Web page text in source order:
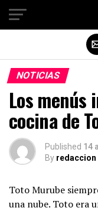
NOTICIAS
Los menús
cocina de
Published 14
By redaccion
Toto Murube
una nube. Toto era